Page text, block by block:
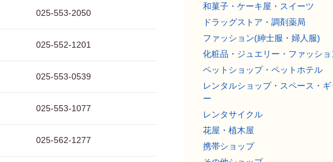
025-553-2050
025-552-1201
025-553-0539
025-553-1077
025-562-1277
和菓子・ケーキ屋・スイーツ
ドラッグストア・調剤薬局
ファッション(紳士服・婦人服)
化粧品・ジュエリー・ファッショ
ペットショップ・ペットホテル
レンタルショップ・スペース・ギ
ー
レンタサイクル
花屋・植木屋
携帯ショップ